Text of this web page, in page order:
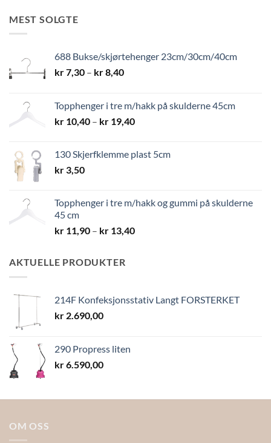
MEST SOLGTE
688 Bukse/skjørtehenger 23cm/30cm/40cm
kr7,30 – kr8,40Prisområde:
kr 8,40
Topphenger i tre m/hakk på skulderne 45cm
kr 10,40 – kr 19,40Prisområde:
kr 19,40
130 Skjerfklemme plast 5cm
kr 3,50
Topphenger i tre m/hakk og gummi på skulderne
45 cm
kr 11,90 – kr 13,40Prisområde:
AKTUELLE PRODUKTER
214F Konfeksjonsstativ Langt FORSTERKET
kr 2.690,00
290 Propress liten
kr6.590,00
OM OSS